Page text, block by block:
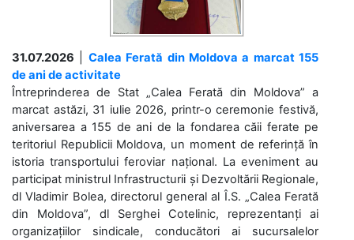
31.07.2026
Calea Ferată din Moldova a marcat 155
de ani de activitate
Întreprinderea de Stat „Calea Ferată din Moldova” a
marcat astăzi, 31 iulie 2026, printr-o ceremonie festivă,
aniversarea a 155 de ani de la fondarea căii ferate pe
teritoriul Republicii Moldova, un moment de referință în
istoria transportului feroviar național. La eveniment au
participat ministrul Infrastructurii și Dezvoltării Regionale,
dl Vladimir Bolea, directorul general al Î.S. „Calea Ferată
din Moldova”, dl Serghei Cotelinic, reprezentanți ai
organizațiilor sindicale, conducători ai sucursalelor